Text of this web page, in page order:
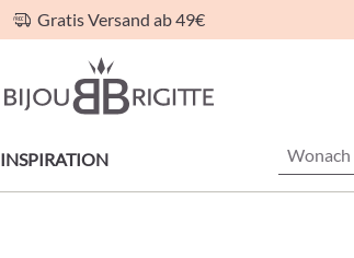
Gratis Versand ab 49€
INSPIRATION